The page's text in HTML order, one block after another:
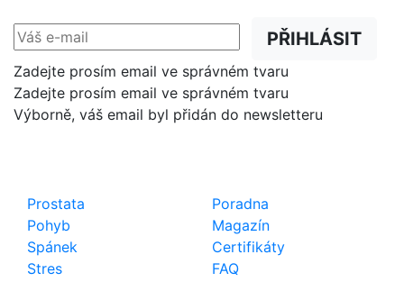
PŘIHLÁSIT
Zadejte prosím email ve správném tvaru
Zadejte prosím email ve správném tvaru
Výborně, váš email byl přidán do newsletteru
Prostata
Pohyb
Spánek
Stres
Poradna
Magazín
Certifikáty
FAQ